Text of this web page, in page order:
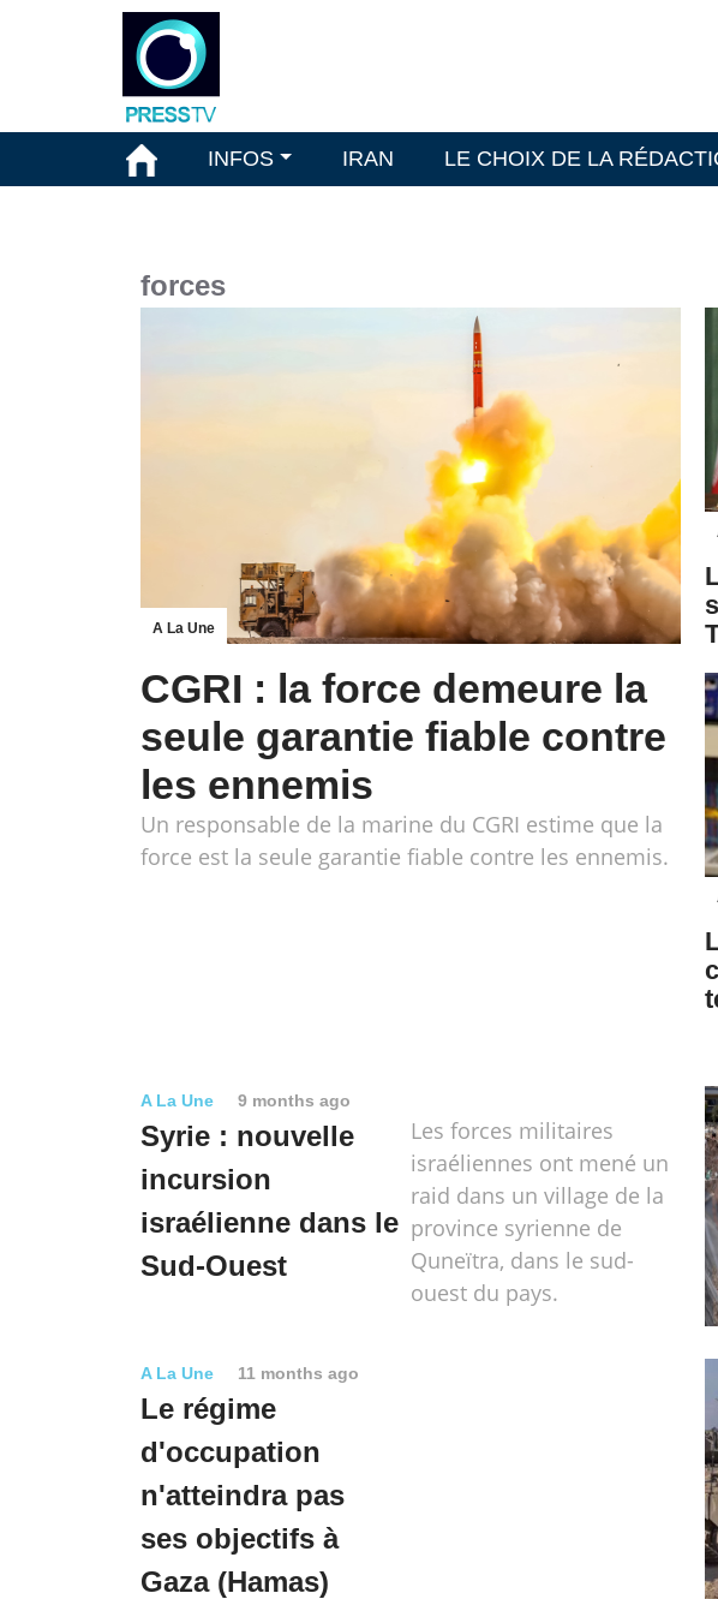
INFOS IRAN LE CHOIX DE LA
forces
A La Une
CGRI : la force demeure la
seule garantie fiable contre
les ennemis
Un responsable de la marine du CGRI estime que la
force est la seule garantie fiable contre les ennemis.
A La Une 9 months ago
Syrie : nouvelle
incursion
israélienne dans le
Sud-Ouest
Les forces militaires
israéliennes ont mené un
raid dans un village de la
province syrienne de
Quneïtra, dans le sud-
ouest du pays.
A La Une 11 months ago
Le régime
d'occupation
n'atteindra pas
ses objectifs à
Gaza (Hamas)